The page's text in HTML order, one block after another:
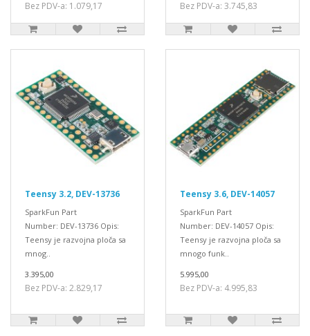
Bez PDV-a: 1.079,17 Bez PDV-a: 3.745,83
Teensy 3.2, DEV-13736
SparkFun Part
Number: DEV-13736 Opis:
Teensy je razvojna ploča sa
mnog..
3.395,00
Bez PDV-a: 2.829,17
Teensy 3.6, DEV-14057
SparkFun Part
Number: DEV-14057 Opis:
Teensy je razvojna ploča sa
mnogo funk..
5.995,00
Bez PDV-a: 4.995,83